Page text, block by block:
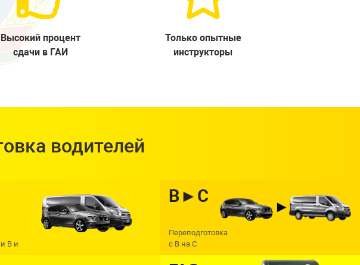
Высокий процент
сдачи в ГАИ
Только опытные
инструкторы
водителей
В и
В►С
Переподготовка
с В на С